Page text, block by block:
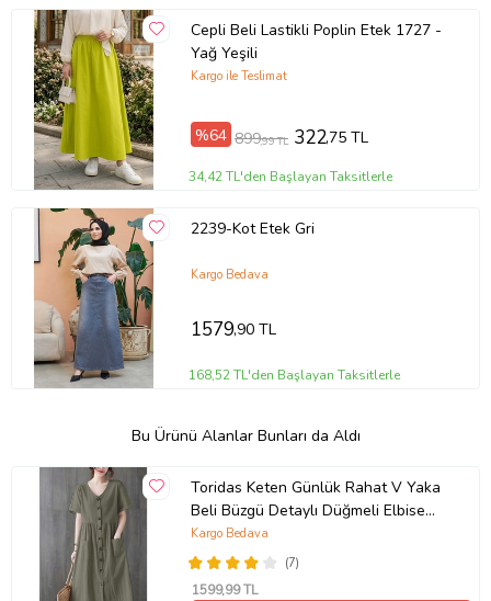
Cepli Beli Lastikli Poplin Etek 1727 -
Yağ Yeşili
Kargo ile Teslimat
%64 899,99 TL 322,75 TL
34,42 TL'den Başlayan Taksitlerle
2239-Kot Etek Gri
Kargo Bedava
1579,90 TL
168,52 TL'den Başlayan Taksitlerle
Bu Ürünü Alanlar Bunları da Aldı
Toridas Keten Günlük Rahat V Yaka
Beli Büzgü Detaylı Düğmeli Elbise
LN04haki3
(7)
Kargo Bedava
1599,99 TL